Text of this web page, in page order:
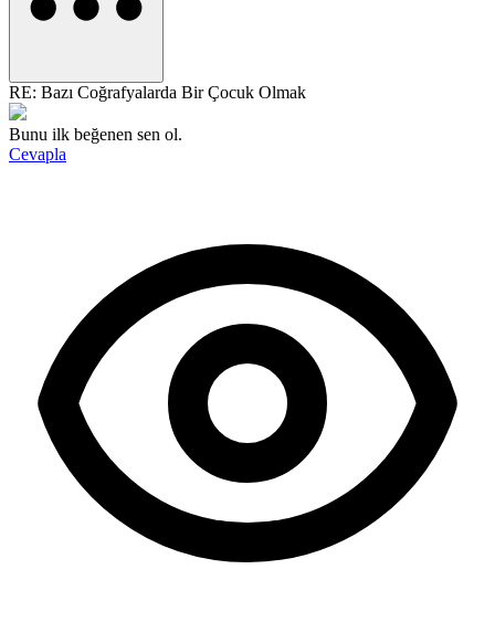
RE: Bazı Coğrafyalarda Bir Çocuk Olmak
Bunu ilk beğenen sen ol.
Cevapla